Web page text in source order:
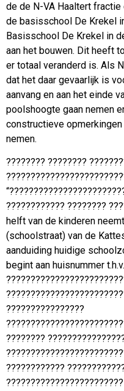
de de N-VA Haaltert
de basisschool De Krekel
Basisschool De Krekel in
aan het bouwen. Dit heeft
er totaal veranderd is. Als
dat het daar gevaarlijk is
aanvang en aan het einde
poolshoogte gaan nemen
constructieve
nemen.
???????? ????????
???????????? ????????
helft van de kinderen
(schoolstraat) van de
aanduiding huidige
begint aan huisnummer
????????????????
????????
????????????